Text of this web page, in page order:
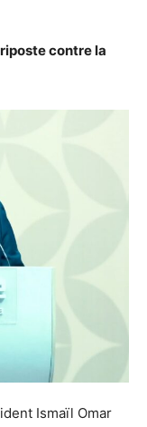
contre la
Ismaïl Omar